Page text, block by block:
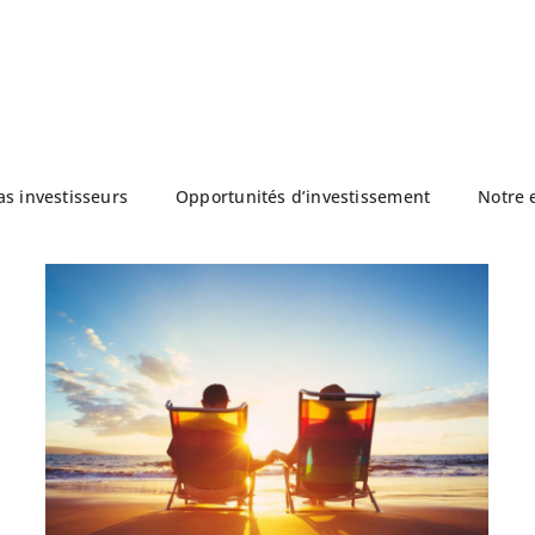
investisseurs Opportunités d’investissement Notre
Opportunités d’investissement
immobilier pour un Visa aux USA
Investir Visa E-2 Visa EB-5